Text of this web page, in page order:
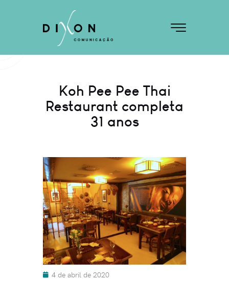
Koh Pee Pee Thai
Restaurant completa
31 anos
4 de abril de 2020